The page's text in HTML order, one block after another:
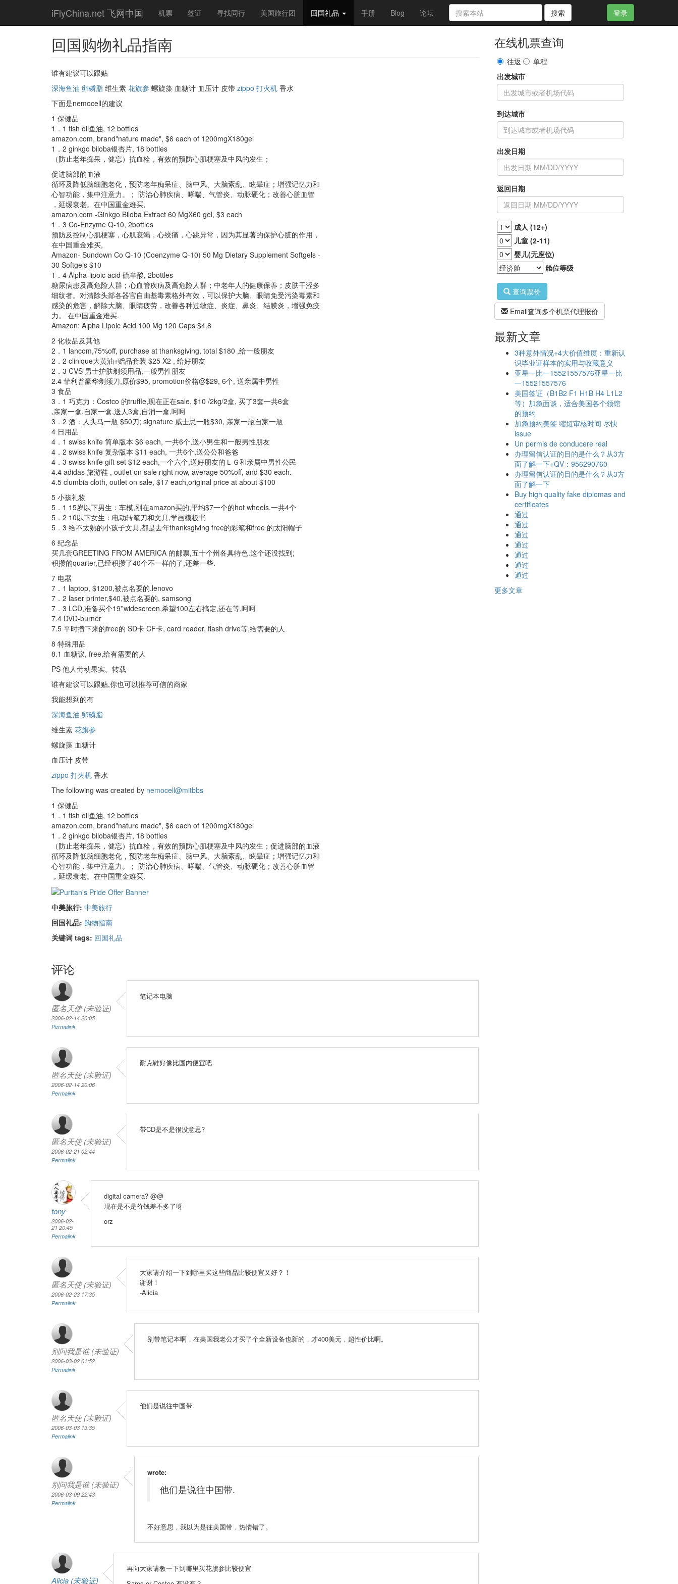
main
iFlyChina.net 飞网中国 机票 签证 寻找同行 美国旅行团 回国礼品 手册 Blog 论坛 搜索 登录
回国购物礼品指南
谁有建议可以跟贴
深海鱼油 卵磷脂 维生素 花旗参 螺旋藻 血糖计 血压计 皮带 zippo 打火机 香水
下面是nemocell的建议
1 保健品
1．1 fish oil鱼油, 12 bottles
amazon.com, brand"nature made", $6 each of 1200mgX180gel
1．2 ginkgo biloba银杏片, 18 bottles
（防止老年痴呆，健忘）抗血栓，有效的预防心肌梗塞及中风的发生；
促进脑部的血液
循环及降低脑细胞老化，预防老年痴呆症、脑中风、大脑紊乱、眩晕症；增强记忆力和
心智功能，集中注意力。； 防治心肺疾病、哮喘、气管炎、动脉硬化；改善心脏血管
，延缓衰老。在中国重金难买,
amazon.com -Ginkgo Biloba Extract 60 MgX60 gel, $3 each
1．3 Co-Enzyme Q-10, 2bottles
预防及控制心肌梗塞，心肌衰竭，心绞痛，心跳异常，因为其显著的保护心脏的作用，
在中国重金难买,
Amazon- Sundown Co Q-10 (Coenzyme Q-10) 50 Mg Dietary Supplement Softgels -
30 Softgels $10
1．4 Alpha-lipoic acid 硫辛酸, 2bottles
糖尿病患及高危险人群；心血管疾病及高危险人群；中老年人的健康保养；皮肤干涩多
细纹者。对清除头部各器官自由基毒素格外有效，可以保护大脑、眼睛免受污染毒素和
感染的危害，解除大脑、眼睛疲劳，改善各种过敏症、炎症、鼻炎、结膜炎，增强免疫
力。 在中国重金难买.
Amazon: Alpha Lipoic Acid 100 Mg 120 Caps $4.8
2 化妆品及其他
2．1 lancom,75%off, purchase at thanksgiving, total $180 ,给一般朋友
2．2 clinique大黄油+赠品套装 $25 X2 , 给好朋友
2．3 CVS 男士护肤剃须用品,一般男性朋友
2.4 菲利普豪华剃须刀,原价$95, promotion价格@$29, 6个, 送亲属中男性
3 食品
3．1 巧克力：Costco 的truffle,现在正在sale, $10 /2kg/2盒, 买了3套一共6盒
,亲家一盒,自家一盒,送人3盒,自消一盒,呵呵
3．2 酒：人头马一瓶 $50刀; signature 威士忌一瓶$30, 亲家一瓶自家一瓶
4 日用品
4．1 swiss knife 简单版本 $6 each, 一共6个,送小男生和一般男性朋友
4．2 swiss knife 复杂版本 $11 each, 一共6个,送公公和爸爸
4．3 swiss knife gift set $12 each,一个六个,送好朋友的ＬＧ和亲属中男性公民
4.4 adidas 旅游鞋 , outlet on sale right now, average 50%off, and $30 each.
4.5 clumbia cloth, outlet on sale, $17 each,original price at about $100
5 小孩礼物
5．1 15岁以下男生：车模,刚在amazon买的,平均$7一个的hot wheels.一共4个
5．2 10以下女生：电动转笔刀和文具,学画模板书
5．3 给不太熟的小孩子文具,都是去年thanksgiving free的彩笔和free 的太阳帽子
6 纪念品
买几套GREETING FROM AMERICA 的邮票,五十个州各具特色.这个还没找到;
积攒的quarter,已经积攒了40个不一样的了,还差一些.
7 电器
7．1 laptop, $1200,被点名要的.lenovo
7．2 laser printer,$40,被点名要的, samsong
7．3 LCD,准备买个19''widescreen,希望100左右搞定,还在等,呵呵
7.4 DVD-burner
7.5 平时攒下来的free的 SD卡 CF卡, card reader, flash drive等,给需要的人
8 特殊用品
8.1 血糖议, free,给有需要的人
PS 他人劳动果实。转载
谁有建议可以跟贴,你也可以推荐可信的商家
我能想到的有
深海鱼油 卵磷脂
维生素 花旗参
螺旋藻 血糖计
血压计 皮带
zippo 打火机 香水
The following was created by nemocell@mitbbs
1 保健品
1．1 fish oil鱼油, 12 bottles
amazon.com, brand"nature made", $6 each of 1200mgX180gel
1．2 ginkgo biloba银杏片, 18 bottles
（防止老年痴呆，健忘）抗血栓，有效的预防心肌梗塞及中风的发生；促进脑部的血液
循环及降低脑细胞老化，预防老年痴呆症、脑中风、大脑紊乱、眩晕症；增强记忆力和
心智功能，集中注意力。； 防治心肺疾病、哮喘、气管炎、动脉硬化；改善心脏血管
，延缓衰老。在中国重金难买.
中美旅行: 中美旅行
回国礼品: 购物指南
关键词 tags: 回国礼品
评论
匿名天使 (未验证)
2006-02-14 20:05
Permalink
笔记本电脑
匿名天使 (未验证)
2006-02-14 20:06
Permalink
耐克鞋好像比国内便宜吧
匿名天使 (未验证)
2006-02-21 02:44
Permalink
带CD是不是很没意思?
tony
2006-02-
21 20:45
Permalink
digital camera? @@
现在是不是价钱差不多了呀
orz
匿名天使 (未验证)
2006-02-23 17:35
Permalink
大家请介绍一下到哪里买这些商品比较便宜又好？！
谢谢！
-Alicia
别问我是谁 (未验证)
2006-03-02 01:52
Permalink
别带笔记本啊，在美国我老公才买了个全新设备也新的，才400美元，超性价比啊。
匿名天使 (未验证)
2006-03-03 13:35
Permalink
他们是说往中国带.
别问我是谁 (未验证)
2006-03-09 22:43
Permalink
wrote:
他们是说往中国带.
不好意思，我以为是往美国带，热情错了。
Alicia (未验证)
再向大家请教一下到哪里买花旗参比较便宜
在线机票查询
往返
单程
出发城市
到达城市
出发日期
返回日期
成人 (12+)
儿童 (2-11)
婴儿(无座位)
舱位等级
查询票价
Email查询多个机票代理报价
最新文章
3种意外情况+4大价值维度：重新认
识毕业证样本的实用与收藏意义
亚星一比一15521557576亚星一比
一15521557576
美国签证（B1B2 F1 H1B H4 L1L2
等）加急面谈，适合美国各个领馆
的预约
加急预约美签 缩短审核时间 尽快
issue
Un permis de conducere real
办理留信认证的目的是什么？从3方
面了解一下+QV：956290760
办理留信认证的目的是什么？从3方
面了解一下
Buy high quality fake diplomas and
certificates
通过
通过
通过
通过
通过
通过
通过
更多文章